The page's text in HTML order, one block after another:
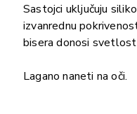
Sastojci uključuju
izvanrednu
bisera donosi
Lagano naneti na oči.